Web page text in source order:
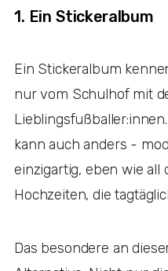
1. Ein Stickeralbum
Ein Stickeralbum
nur vom Schulhof mit
kann auch anders -
einzigartig, eben wie all
Hochzeiten, die
Das besondere an